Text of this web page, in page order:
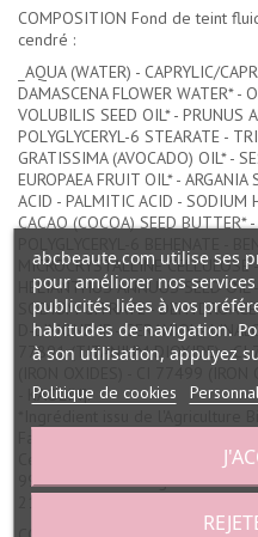
COMPOSITION Fond de teint
cendré :
_AQUA (WATER) - CAPRYLIC/
DAMASCENA FLOWER WATER* -
VOLUBILIS SEED OIL* - PRUNUS
POLYGLYCERYL-6 STEARATE -
GRATISSIMA (AVOCADO) OIL* -
EUROPAEA FRUIT OIL* -
ACID - PALMITIC ACID - SODIUM
CACAO (COCOA) SEED BUTTER*
MICROCRYSTALLINE
HELIANTHUS ANNUUS SEED OIL
SODIUM CITRATE -
D-LIMONENE - GERANIOL -
77891 (TITANIUM DIOXIDE) - CI
- KAOLIN].
Ce produit contient 21%
99% du total des ingrédients
21% du total des ingrédients
abcbeaute.com utilise ses
pour améliorer nos
publicités liées à vos
habitudes de navigation.
à son utilisation, appuyez
Politique de cookies